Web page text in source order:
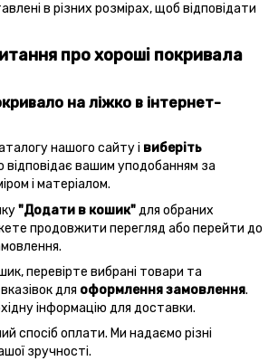
в різних розмірах, щоб відповідати
про хороші покривала
на ліжко в інтернет-
нашого сайту і виберіть
відповідає вашим уподобанням за
і матеріалом.
"Додати в кошик"для обраних
продовжити перегляд або перейти до
перевірте вибрані товари та
для оформлення замовлення.
інформацію для доставки.
спосіб оплати. Ми надаємо різні
зручності.